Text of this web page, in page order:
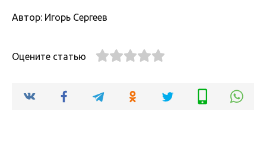
Автор: Игорь Сергеев
Оцените статью